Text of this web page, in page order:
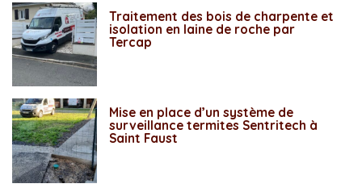
Traitement des bois de charpente et
isolation en laine de roche par
Tercap
Mise en place d’un système de
surveillance termites Sentritech à
Saint Faust